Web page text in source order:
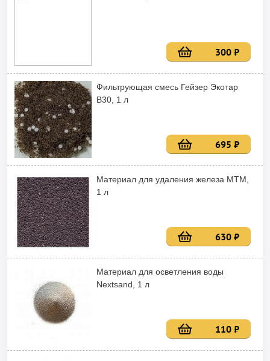
300 ₽
Фильтрующая смесь Гейзер Экотар
B30, 1 л
695 ₽
Материал для удаления железа MTM,
1 л
630 ₽
Материал для осветления воды
Nextsand, 1 л
110 ₽